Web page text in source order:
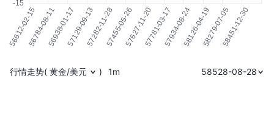
行情走势( 黄金/美元 ) 1m 58528-08-28